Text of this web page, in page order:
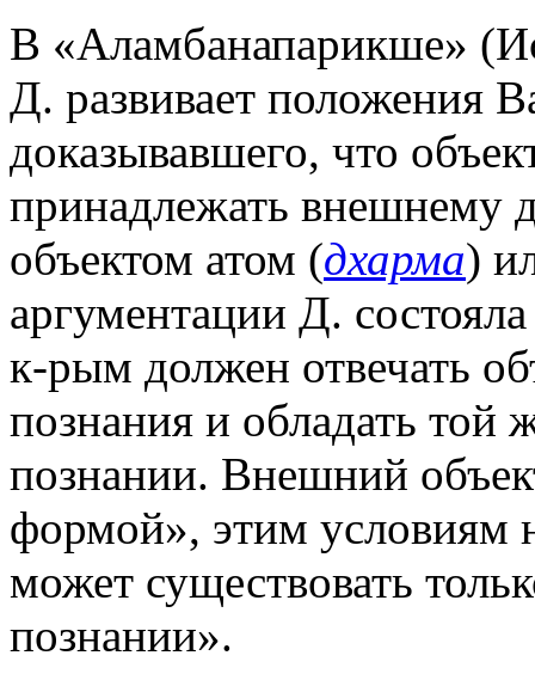
В «Аламбанапарикше»
Д. развивает положения
доказывавшего, что
принадлежать внешнему
объектом атом (дхарма)
аргументации Д.
к-рым должен отвечать
познания и обладать той
познании. Внешний
формой», этим условиям
может существовать
познании».